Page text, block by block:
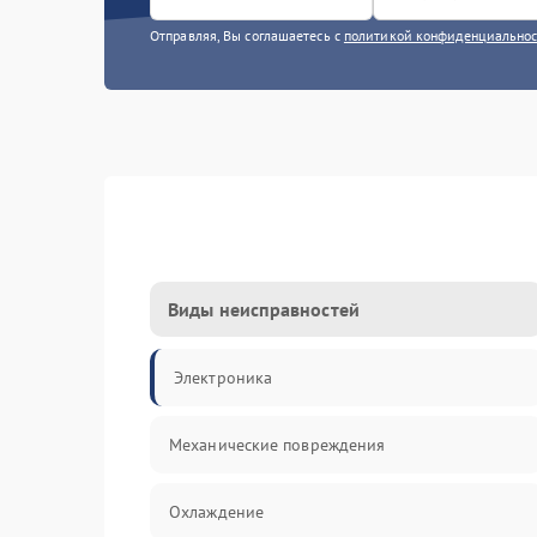
Отправляя, Вы соглашаетесь с политикой
Виды неисправностей
Электроника
Механические повреждения
Охлаждение